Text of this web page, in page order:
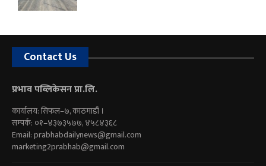
Contact Us
प्रभाव पब्लिकेसन प्रा.लि.
कार्यालय: सिफल–७, काठमाडौं ।
सम्पर्क: ०१–४३७३५७७, ४५८४३६८
Email:prabhabdailynews@gmail.com
marketing2prabhab@gmail.com